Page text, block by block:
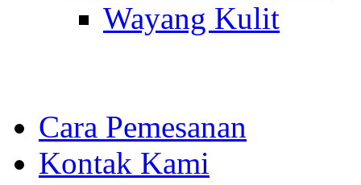
Wayang Kulit
Cara Pemesanan
Kontak Kami